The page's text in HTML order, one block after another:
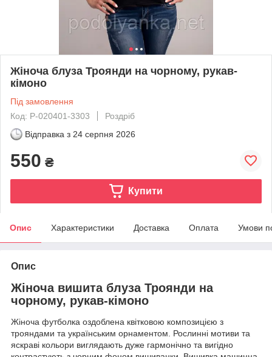
Жіноча блуза Троянди на чорному, рукав-
кімоно
Під замовлення
Код: P-020401-3303
Роздріб
Відправка з 24 серпня 2026
550 ₴
Купити
Опис Характеристики Доставка Оплата Умови
Опис
Жіноча вишита блуза Троянди на
чорному, рукав-кімоно
Жіноча футболка оздоблена квітковою композицією з
трояндами та українським орнаментом. Рослинні мотиви та
яскраві кольори виглядають дуже гармонічно та вигідно